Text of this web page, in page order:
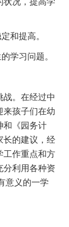
和提高。
学习问题。
。在经过中
来孩子们在幼
和《园务计
长的建议，经
工作重点和方
分利用各种资
意义的一学